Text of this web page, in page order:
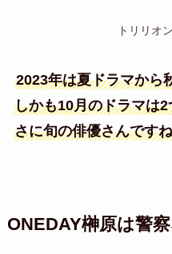
トリリオ
2023年は夏ドラマから
しかも10月のドラマは
さに旬の俳優さんです
ONEDAY榊原は警